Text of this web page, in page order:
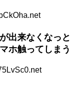
出来なくなっと
ホ触ってしまう